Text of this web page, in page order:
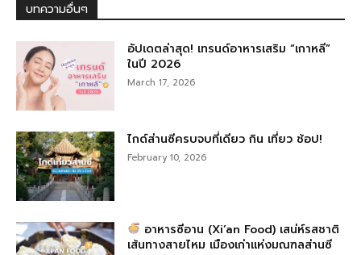
บทความอื่นๆ
อัปเดตล่าสุด! เทรนด์อาหารเสริม “เกาหลี”
ในปี 2026
March 17, 2026
ไกด์ส่านซีครบจบที่เดียว กิน เที่ยว ช้อป!
February 10, 2026
อาหารซีอาน (Xi’an Food) เสน่ห์รสชาติ
เส้นทางสายไหม เมืองเก่าแห่งมณฑลส่านซี